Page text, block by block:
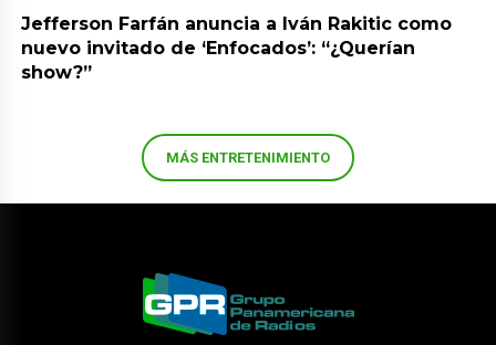
Jefferson Farfán anuncia a Iván Rakitic como
nuevo invitado de ‘Enfocados’: “¿Querían
show?”
MÁS ENTRETENIMIENTO